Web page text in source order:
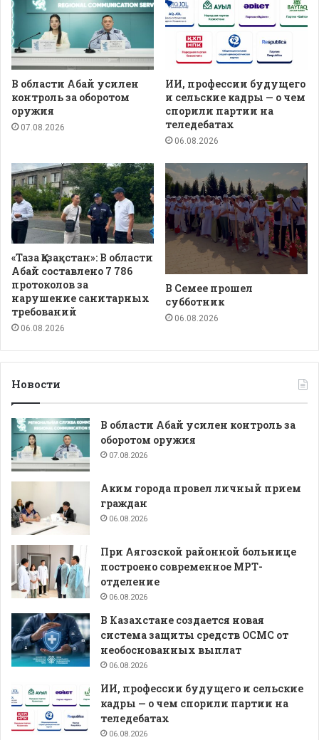
В области Абай усилен
контроль за оборотом
оружия
07.08.2026
ИИ, профессии будущего
и сельские кадры — о чем
спорили партии на
теледебатах
06.08.2026
«Таза Қазақстан»: В области
Абай составлено 7 786
протоколов за
нарушение санитарных
требований
06.08.2026
В Семее прошел
субботник
06.08.2026
Новости
В области Абай усилен контроль за
оборотом оружия
07.08.2026
Аким города провел личный прием
граждан
06.08.2026
При Аягозской районной больнице
построено современное МРТ-
отделение
06.08.2026
В Казахстане создается новая
система защиты средств ОСМС от
необоснованных выплат
06.08.2026
ИИ, профессии будущего и сельские
кадры — о чем спорили партии на
теледебатах
06.08.2026